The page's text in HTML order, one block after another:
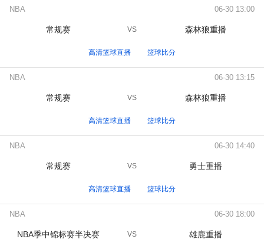
NBA 06-30 13:00
常规赛 VS 森林狼重播
高清篮球直播 篮球比分
NBA 06-30 13:15
常规赛 VS 森林狼重播
高清篮球直播 篮球比分
NBA 06-30 14:40
常规赛 VS 勇士重播
高清篮球直播 篮球比分
NBA 06-30 18:00
NBA季中锦标赛半决赛 VS 雄鹿重播